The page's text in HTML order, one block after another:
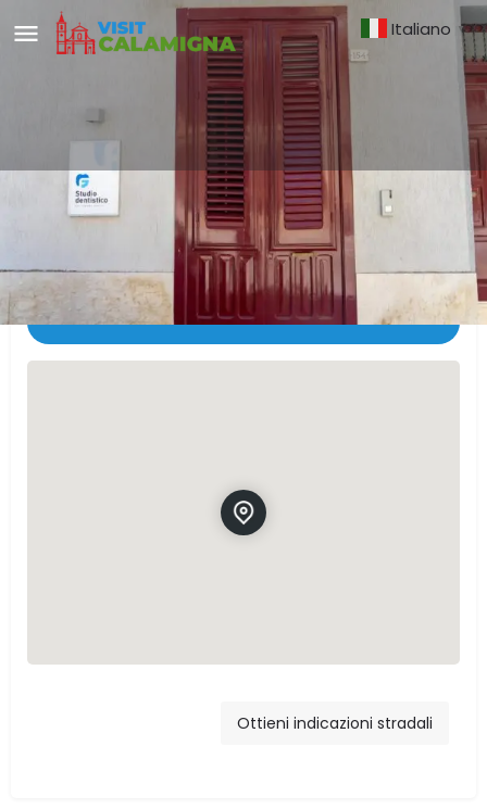
Studio Dentistico Dr. Francesco
MAPPA
Ottieni indicazioni stradali
Italiano ▼